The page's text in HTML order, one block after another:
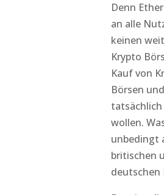
Denn
an alle
keinen
Krypto
Kauf von
Börsen
wollen.
unbedingt
britischen
deutschen